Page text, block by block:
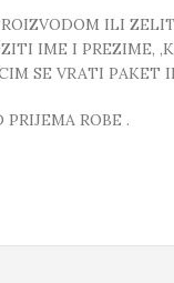
ILI
IME I PREZIME,
SE VRATI
ROBE .